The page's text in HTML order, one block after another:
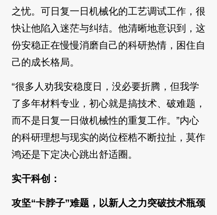
之忧。可日复一日机械化的工艺调试工作，很
快让他陷入迷茫与纠结。他清晰地意识到，这
份安稳正在慢慢消磨自己的科研热情，困住自
己的成长格局。
“很多人劝我安稳度日，没必要折腾，但我学
了多年材料专业，初心就是搞技术、破难题，
而不是日复一日做机械性的重复工作。”内心
的科研理想与现实的岗位桎梏不断拉扯，莫作
鸿还是下定决心跳出舒适圈。
实干科创：
攻坚“卡脖子”难题，以新人之力突破技术瓶颈